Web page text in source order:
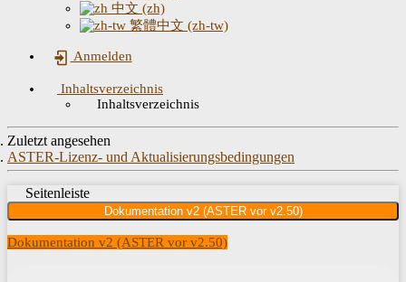
中文 (zh)
繁體中文 (zh-tw)
Anmelden
Inhaltsverzeichnis
Inhaltsverzeichnis
Zuletzt angesehen
ASTER-Lizenz- und Aktualisierungsbedingungen
Seitenleiste
Dokumentation v2 (ASTER vor v2.50)
Dokumentation v2 (ASTER vor v2.50)